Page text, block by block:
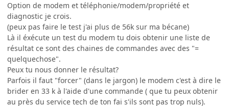
Option de modem et téléphonie/modem/propriété et
diagnostic je crois.
(peux pas faire le test j'ai plus de 56k sur ma bécane)
Là il éxécute un test du modem tu dois obtenir une liste de
résultat ce sont des chaines de commandes avec des "=
quelquechose".
Peux tu nous donner le résultat?
Parfois il faut "forcer" (dans le jargon) le modem c'est à dire le
brider en 33 k à l'aide d'une commande ( que tu peux obtenir
au près du service tech de ton fai s'ils sont pas trop nuls).